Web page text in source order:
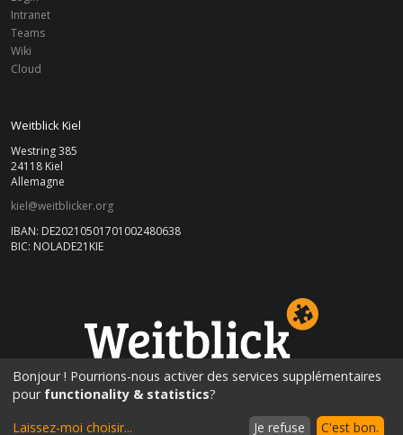
Intranet
Teams
Wiki
Cloud
Weitblick Kiel
Westring 385
24118 Kiel
Allemagne
kiel@weitblicker.org
IBAN: DE20210501701002480638
BIC: NOLADE21KIE
KIEL
Bonjour ! Pourrions-nous activer des services supplémentaires
pour functionality & statistics?
Laissez-moi choisir... Je refuse C'est bon.